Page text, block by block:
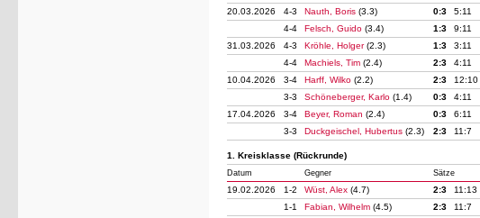
20.03.2026
4-3 Nauth, Boris (3.3) 0:3 5:11
4-4
Felsch, Guido (3.4) 1:3 9:11
31.03.2026
4-3 Kröhle, Holger(2.3) 1:3 3:11
4-4
Machiels, Tim (2.4) 2:3 4:11
10.04.2026
3-4 Harff, Wilko (2.2) 2:3 12:10
3-3
Schöneberger, Karlo (1.4) 0:3 4:11
17.04.2026
3-4 Beyer, Roman (2.4) 0:3 6:11
3-3
Duckgeischel, Hubertus (2.3) 2:3 11:7
1. Kreisklasse (Rückrunde)
Datum Gegner Sätze
19.02.2026 1-2 Wüst, Alex (4.7) 2:3 11:13
1-1
Fabian, Wilhelm (4.5) 2:3 11:7